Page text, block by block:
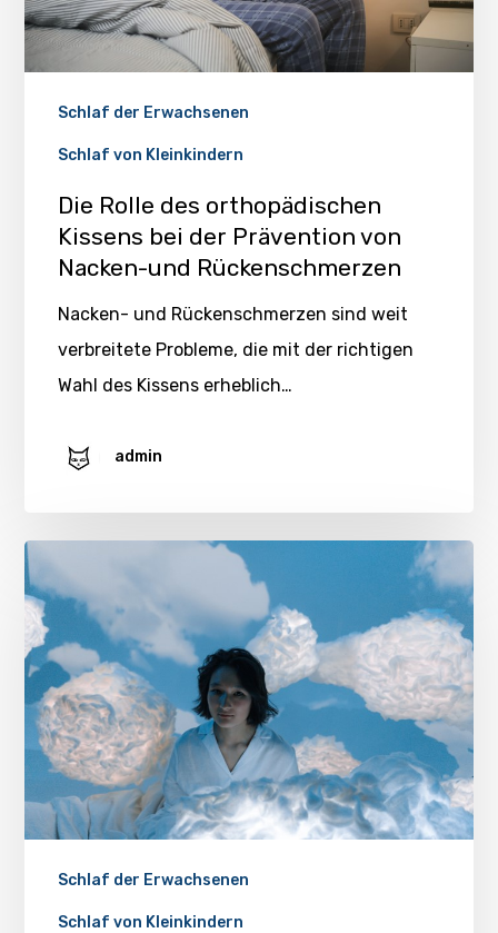
Schlaf der Erwachsenen
Schlaf von Kleinkindern
Die Rolle des orthopädischen
Kissens bei der Prävention von
Nacken-und Rückenschmerzen
Nacken- und Rückenschmerzen sind weit
verbreitete Probleme, die mit der richtigen
Wahl des Kissens erheblich…
admin
Schlaf der Erwachsenen
Schlaf von Kleinkindern